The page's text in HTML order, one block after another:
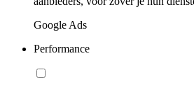
Google Ads
Performance